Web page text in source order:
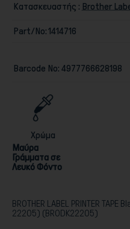
Κατασκευαστής : Brother
Part/No:1414716
Barcode No: 4977766628198
Χρώμα
Μαύρα
Γράμματα σε
Λευκό Φόντο
BROTHER LABEL PRINTER
22205) (BRODK22205)